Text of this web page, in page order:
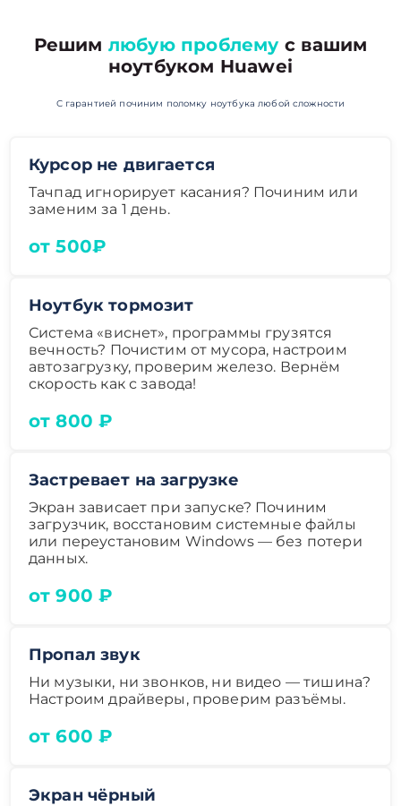
Решим любую проблему с вашим
ноутбуком Huawei
С гарантией починим поломку ноутбука любой сложности
Курсор не двигается
Тачпад игнорирует касания? Починим или
заменим за 1 день.
от 500₽
Ноутбук тормозит
Система «виснет», программы грузятся
вечность? Почистим от мусора, настроим
автозагрузку, проверим железо. Вернём
скорость как с завода!
от 800 ₽
Застревает на загрузке
Экран зависает при запуске? Починим
загрузчик, восстановим системные файлы
или переустановим Windows — без потери
данных.
от 900 ₽
Пропал звук
Ни музыки, ни звонков, ни видео — тишина?
Настроим драйверы, проверим разъёмы.
от 600 ₽
Экран чёрный